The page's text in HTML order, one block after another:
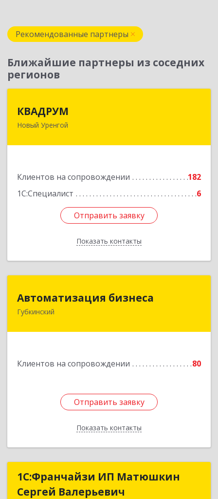
Рекомендованные партнеры
Ближайшие партнеры из соседних
регионов
КВАДРУМ
Новый Уренгой
Клиентов на сопровождении
182
1С:Специалист
6
Отправить заявку
Показать контакты
629309, Ямало-Ненецкий АО, Новый Уренгой г,
Отправить заявку
Назад
Автоматизация бизнеса
Губкинский
Клиентов на сопровождении 80
Отправить заявку
Показать контакты
Автоматизация бизнеса
629830, Ямало-Ненецкий АО, Губкинский г,
Отправить заявку
Назад
1С:Франчайзи ИП Матюшкин
Сергей Валерьевич
1С:Франчайзи ИП Матюшкин
Сергей Валерьевич